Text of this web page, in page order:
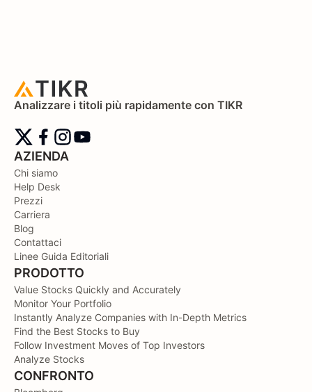
Analizzare i titoli più rapidamente con TIKR
AZIENDA
Chi siamo
Help Desk
Prezzi
Carriera
Blog
Contattaci
Linee Guida Editoriali
PRODOTTO
Value Stocks Quickly and Accurately
Monitor Your Portfolio
Instantly Analyze Companies with In-Depth Metrics
Find the Best Stocks to Buy
Follow Investment Moves of Top Investors
Analyze Stocks
CONFRONTO